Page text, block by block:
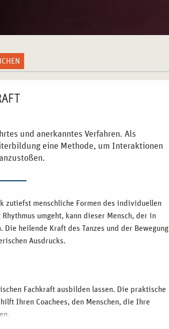
und anerkanntes Verfahren. Als
eine Methode, um Interaktionen
zutiefst menschliche Formen des individuellen
umgeht, kann dieser Mensch, der in
heilende Kraft des Tanzes und der Bewegung
Ausdrucks.
Fachkraft ausbilden lassen. Die praktische
Ihren Coachees, den Menschen, die Ihre